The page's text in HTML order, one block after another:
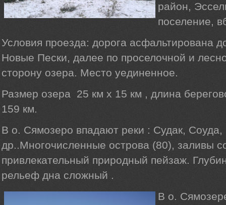
район,
поселение,
Условия проезда: дорога асфальтирована
Новые Пески, далее по проселочной и
сторону озера. Место уединенное.
Размер озера 25 км х 15 км , длина
159 км.
В о. Сямозеро впадают реки : Судак, Соуда,
др..Многочисленные острова (80), заливы
привлекательный природный пейзаж.
рельеф дна сложный .
В о.